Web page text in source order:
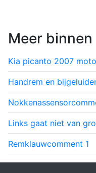
Meer
Kia picanto 2007
Handrem en
Nokkenassensor
Links gaat niet van
Remklauwcomment 1